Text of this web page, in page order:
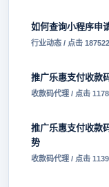
如何查询小程序申
行业动态 / 点击 187522
推广乐惠支付收款
收款码代理 / 点击
推广乐惠支付收款
势
收款码代理 / 点击